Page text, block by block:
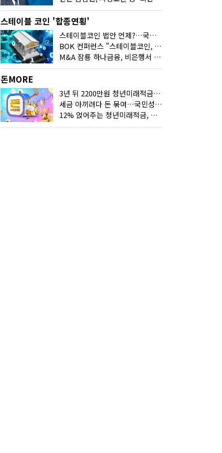
스테이블 코인 '합종연횡'
스테이블코인 법안 언제?…국회에 쏠린 시선
BOK 컨퍼런스 "스테이블코인, 결제 넘어 보험 대출 등 금융 연결 도구"
M&A 잠룡 하나금융, 비은행서 '두나무'로 눈돌린 이유는
돈MORE
3년 뒤 2200만원 청년미래적금, 최고 금리 받으려면?
세금 아끼려다 돈 묶여…국민성장펀드 누가 가입하면 좋을까
12% 얹어주는 청년미래적금, 갈아타기 거절 될수 있어요